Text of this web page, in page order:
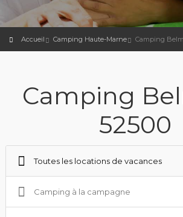
Accueil Camping Haute-Marne Camping
Camping
52500
Toutes les locations de vacances
Camping à la campagne